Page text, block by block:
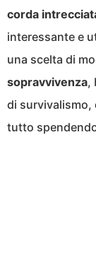
corda
interessante e
una scelta di
sopravvivenza,
di survivalismo,
tutto